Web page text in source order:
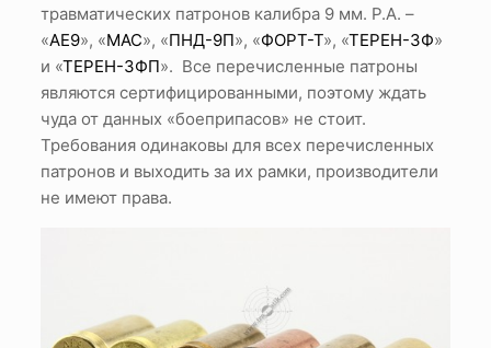
травматических патронов калибра 9 мм. P.A. –
«АЕ9», «МАС», «ПНД-9П», «ФОРТ-Т», «ТЕРЕН-3Ф»
и «ТЕРЕН-3ФП». Все перечисленные патроны
являются сертифицированными, поэтому ждать
чуда от данных «боеприпасов» не стоит.
Требования одинаковы для всех перечисленных
патронов и выходить за их рамки, производители
не имеют права.